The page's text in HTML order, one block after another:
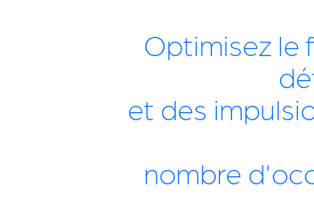
Optimisez le
et des
nombre